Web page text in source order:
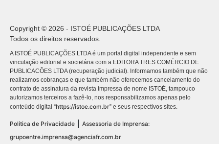
Copyright © 2026 - ISTOÉ PUBLICAÇÕES LTDA
Todos os direitos reservados.
A ISTOÉ PUBLICAÇÕES LTDA é um portal digital independente e sem
vinculação editorial e societária com a EDITORA TRES COMÉRCIO DE
PUBLICACÕES LTDA (recuperação judicial). Informamos também que não
realizamos cobranças e que também não oferecemos cancelamento do
contrato de assinatura da revista impressa de nome ISTOÉ, tampouco
autorizamos terceiros a fazê-lo, nos responsabilizamos apenas pelo
conteúdo digital “https://istoe.com.br” e seus respectivos sites.
Política de Privacidade | Assessoria de Imprensa:
grupoentre.imprensa@agenciafr.com.br